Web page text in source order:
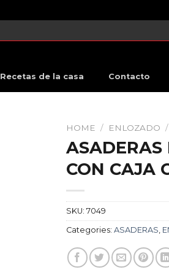
Recetas de la casa Contacto
HOME / ENLOZADO /
ASADERAS
CON CAJA
SKU: 7049
Categories: ASADERAS